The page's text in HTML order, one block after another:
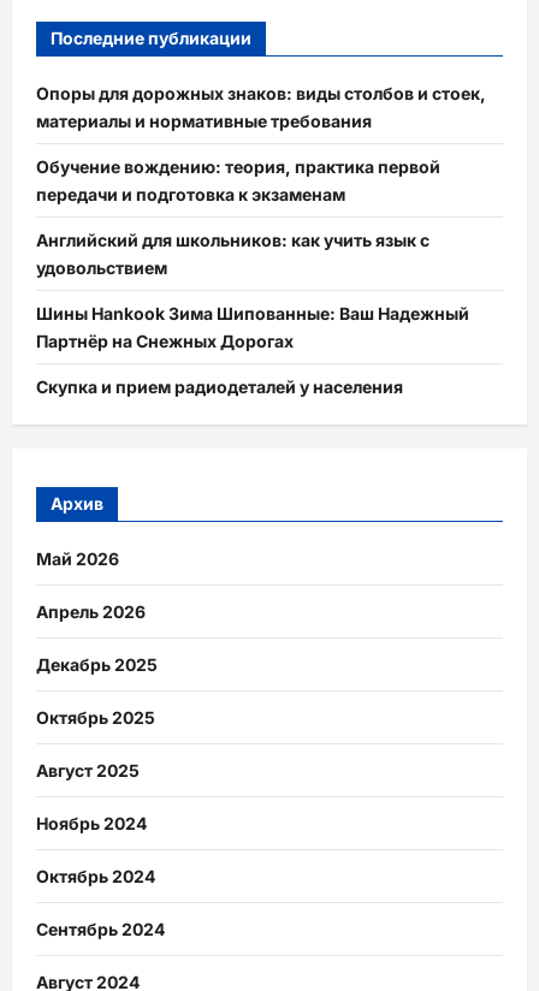
Последние публикации
Опоры для дорожных знаков: виды столбов и стоек,
материалы и нормативные требования
Обучение вождению: теория, практика первой
передачи и подготовка к экзаменам
Английский для школьников: как учить язык с
удовольствием
Шины Hankook Зима Шипованные: Ваш Надежный
Партнёр на Снежных Дорогах
Скупка и прием радиодеталей у населения
Архив
Май 2026
Апрель 2026
Декабрь 2025
Октябрь 2025
Август 2025
Ноябрь 2024
Октябрь 2024
Сентябрь 2024
Август 2024